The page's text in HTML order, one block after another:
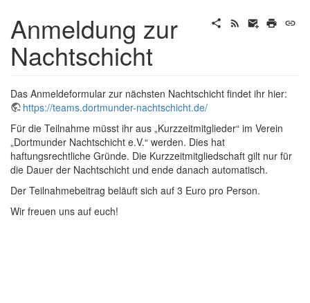
Anmeldung zur
Nachtschicht
Das Anmeldeformular zur nächsten Nachtschicht findet ihr hier:
https://teams.dortmunder-nachtschicht.de/
Für die Teilnahme müsst ihr aus „Kurzzeitmitglieder“ im Verein
„Dortmunder Nachtschicht e.V.“ werden. Dies hat
haftungsrechtliche Gründe. Die Kurzzeitmitgliedschaft gilt nur für
die Dauer der Nachtschicht und ende danach automatisch.
Der Teilnahmebeitrag beläuft sich auf 3 Euro pro Person.
Wir freuen uns auf euch!